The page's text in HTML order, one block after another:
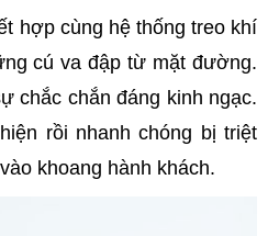
hợp cùng hệ thống treo khí
cú va đập từ mặt đường.
chắc chắn đáng kinh ngạc.
rồi nhanh chóng bị triệt
khoang hành khách.